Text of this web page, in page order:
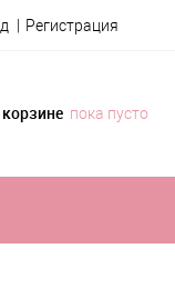
Регистрация
пока пусто